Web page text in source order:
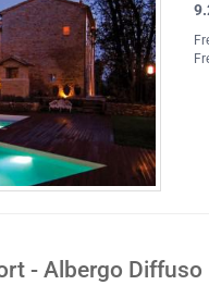
- Albergo Diffuso